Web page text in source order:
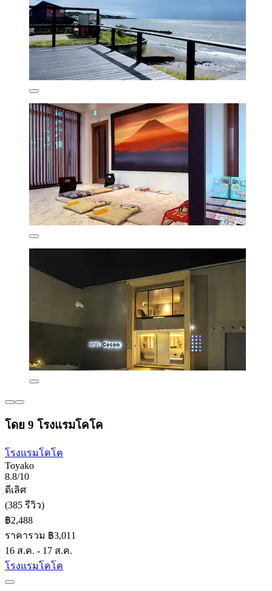
โดย 9 โรงแรมโคโค
โรงแรมโคโค
Toyako
8.8/10
ดีเลิศ
(385 รีวิว)
฿2,488
ราคารวม ฿3,011
16 ส.ค. - 17 ส.ค.
โรงแรมโคโค